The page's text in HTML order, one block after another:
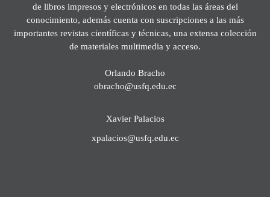
de libros impresos y electrónicos en todas las áreas del
conocimiento, además cuenta con suscripciones a las más
importantes revistas científicas y técnicas, una extensa colección
de materiales multimedia y acceso.
Orlando Bracho
obracho@usfq.edu.ec
Xavier Palacios
xpalacios@usfq.edu.ec